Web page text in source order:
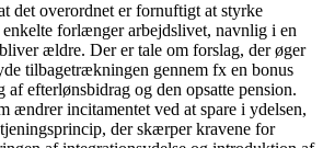
det overordnet er fornuftigt at styrke
forlænger arbejdslivet, navnlig i en
ældre. Der er tale om forslag, der øger
tilbagetrækningen gennem fx en bonus
af efterlønsbidrag og den opsatte pension.
ændrer incitamentet ved at spare i ydelsen,
der skærper kravene for